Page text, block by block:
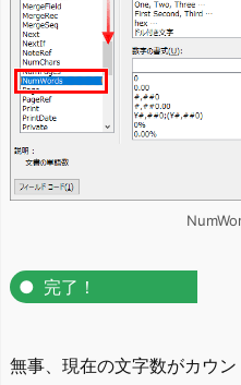
完了！
無事、現在の文字数がカウ